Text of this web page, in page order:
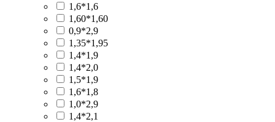
1,6*1,6
1,60*1,60
0,9*2,9
1,35*1,95
1,4*1,9
1,4*2,0
1,5*1,9
1,6*1,8
1,0*2,9
1,4*2,1